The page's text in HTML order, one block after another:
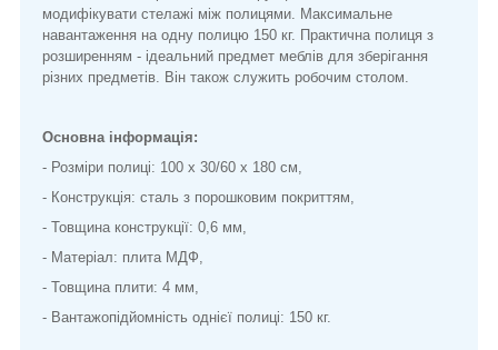
модифікувати стелажі між полицями. Максимальне
навантаження на одну полицю 150 кг. Практична полиця з
розширенням - ідеальний предмет меблів для зберігання
різних предметів. Він також служить робочим столом.
Основна інформація:
- Розміри полиці: 100 х 30/60 х 180 см,
- Конструкція: сталь з порошковим покриттям,
- Товщина конструкції: 0,6 мм,
- Матеріал: плита МДФ,
- Товщина плити: 4 мм,
- Вантажопідйомність однієї полиці: 150 кг.